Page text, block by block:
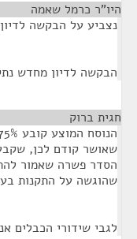
היו"ר כרמל שאמה
נצביע על הבקשה
הבקשה לדיון מחדש
חגית ברוק
הסדר פשרה שאמור
שהוגשה על התקנות
לגבי שידורי הכבלים אנו